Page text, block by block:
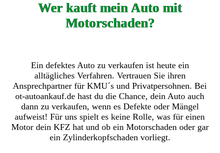
Wer kauft mein Auto mit
Motorschaden?
Ein defektes Auto zu verkaufen ist heute ein
alltägliches Verfahren. Vertrauen Sie ihren
Ansprechpartner für KMU´s und Privatpersohnen. Bei
ot-autoankauf.de hast du die Chance, dein Auto auch
dann zu verkaufen, wenn es Defekte oder Mängel
aufweist! Für uns spielt es keine Rolle, was für einen
Motor dein KFZ hat und ob ein Motorschaden oder gar
ein Zylinderkopfschaden vorliegt.